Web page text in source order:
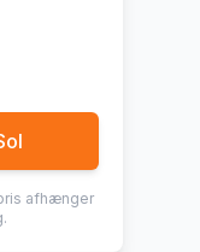
afhænger